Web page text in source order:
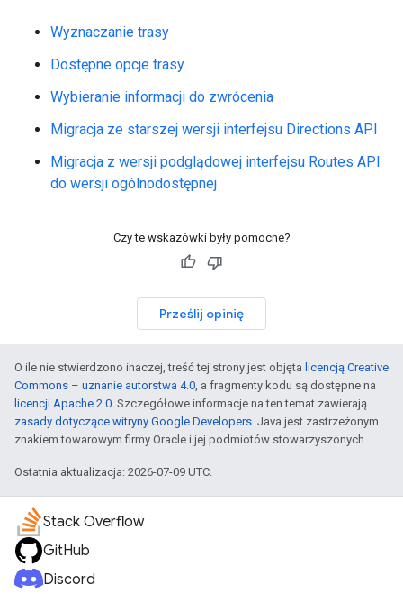
Wyznaczanie trasy
Dostępne opcje trasy
Wybieranie informacji do zwrócenia
Migracja ze starszej wersji interfejsu Directions API
Migracja z wersji podglądowej interfejsu Routes API
do wersji ogólnodostępnej
Czy te wskazówki były pomocne?
Prześlij opinię
O ile nie stwierdzono inaczej, treść tej strony jest objęta licencją Creative
Commons – uznanie autorstwa 4.0 , a fragmenty kodu są dostępne na
licencji Apache 2.0 . Szczegółowe informacje na ten temat zawierają
zasady dotyczące witryny Google Developers . Java jest zastrzeżonym
znakiem towarowym firmy Oracle i jej podmiotów stowarzyszonych.
Ostatnia aktualizacja: 2026-07-09 UTC.
Stack Overflow
GitHub
Discord